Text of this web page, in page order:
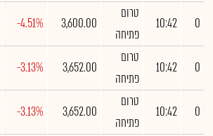
0
10:42
טרום
פתיחה
3,600.00
-4.51%
0
10:42
טרום
פתיחה
3,652.00
-3.13%
0
10:42
טרום
פתיחה
3,652.00
-3.13%